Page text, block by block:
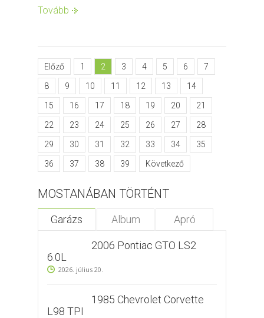
Tovább
Előző 1 2 3 4 5 6 7
8 9 10 11 12 13 14
15 16 17 18 19 20 21
22 23 24 25 26 27 28
29 30 31 32 33 34 35
36 37 38 39 Következő
MOSTANÁBAN TÖRTÉNT
Garázs Album Apró
2006 Pontiac GTO LS2
6.0L
2026. július 20.
1985 Chevrolet Corvette
L98 TPI